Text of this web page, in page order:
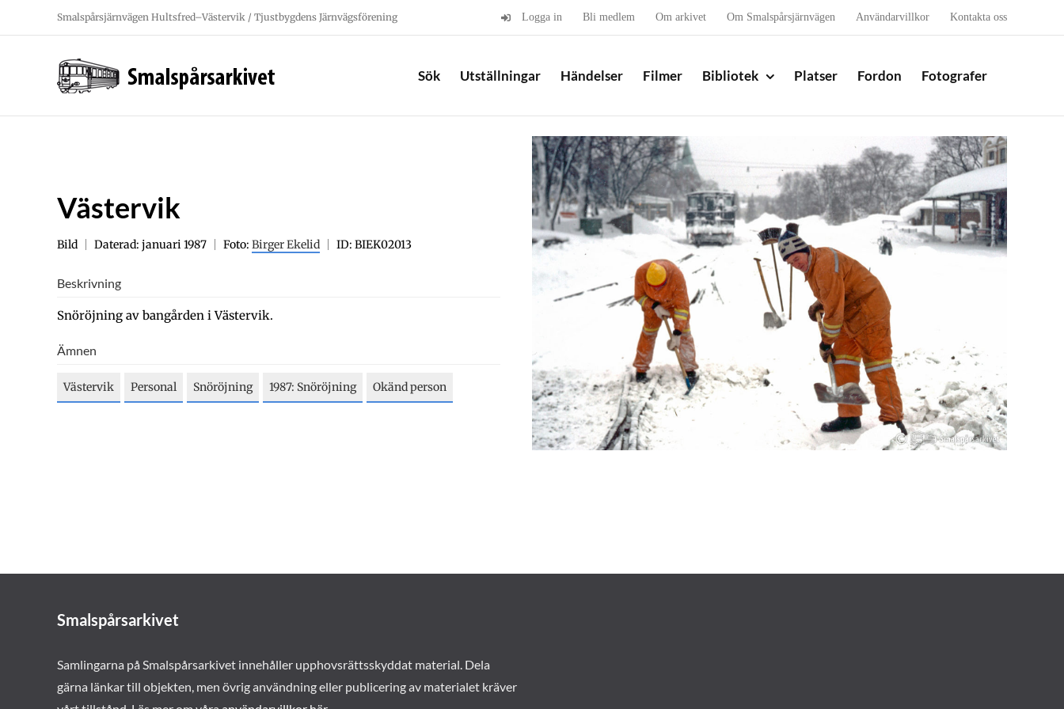
Smalspårsjärnvägen Hultsfred–Västervik / Tjustbygdens Järnvägsförening Logga in Bli medlem Om arkivet Om Smalspårsjärnvägen Användarvillkor Kontakta oss
Sök Utställningar Händelser Filmer Bibliotek Platser Fordon Fotografer
Västervik
Bild Daterad: januari 1987 Foto: Birger Ekelid ID: BIEK02013
Beskrivning
Snöröjning av bangården i Västervik.
Ämnen
Västervik Personal Snöröjning 1987: Snöröjning Okänd person
Smalspårsarkivet
Samlingarna på Smalspårsarkivet innehåller upphovsrättsskyddat material. Dela
gärna länkar till objekten, men övrig användning eller publicering av materialet kräver